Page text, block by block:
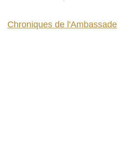
Chroniques de l'Ambassade